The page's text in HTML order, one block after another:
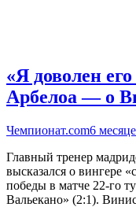
«Я доволен
Арбелоа — о
Чемпионат.com6
Главный тренер
высказался о вингере
победы в матче 22-го
Вальекано» (2:1).